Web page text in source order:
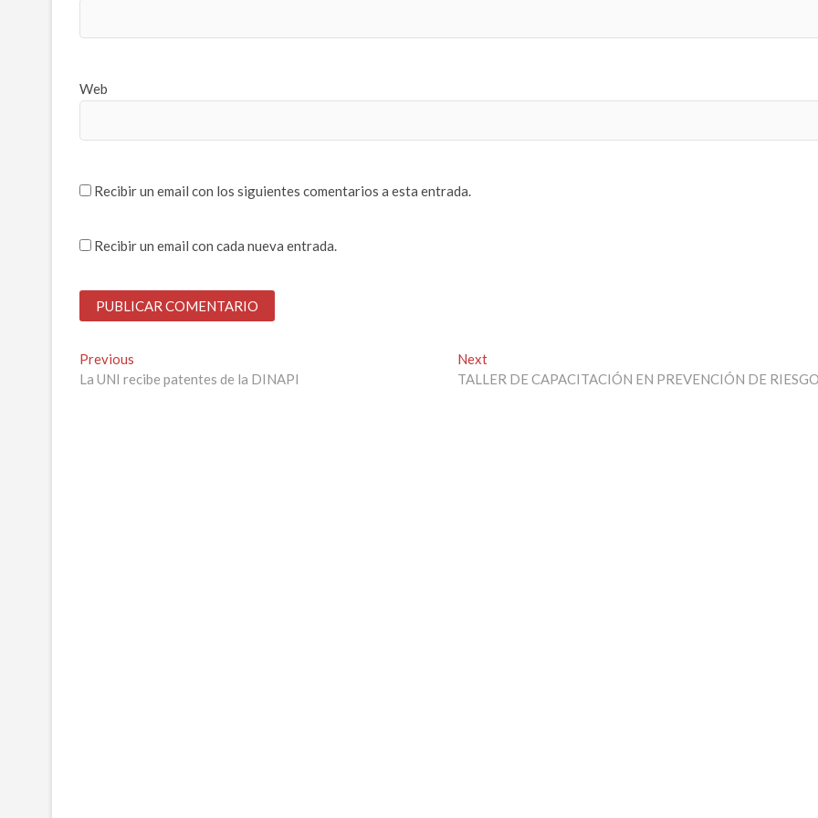
Web
Recibir un email con los siguientes comentarios a esta entrada.
Recibir un email con cada nueva entrada.
Navegación
de
Previous
post:
La UNI recibe patentes de la DINAPI
NextNext
post:
TALLER DE CAPACITACIÓN EN PREVENCIÓN DE